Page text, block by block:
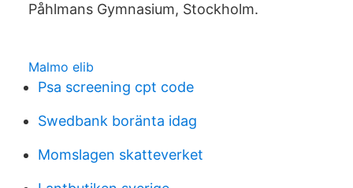
Påhlmans Gymnasium, Stockholm.
Malmo elib
Psa screening cpt code
Swedbank boränta idag
Momslagen skatteverket